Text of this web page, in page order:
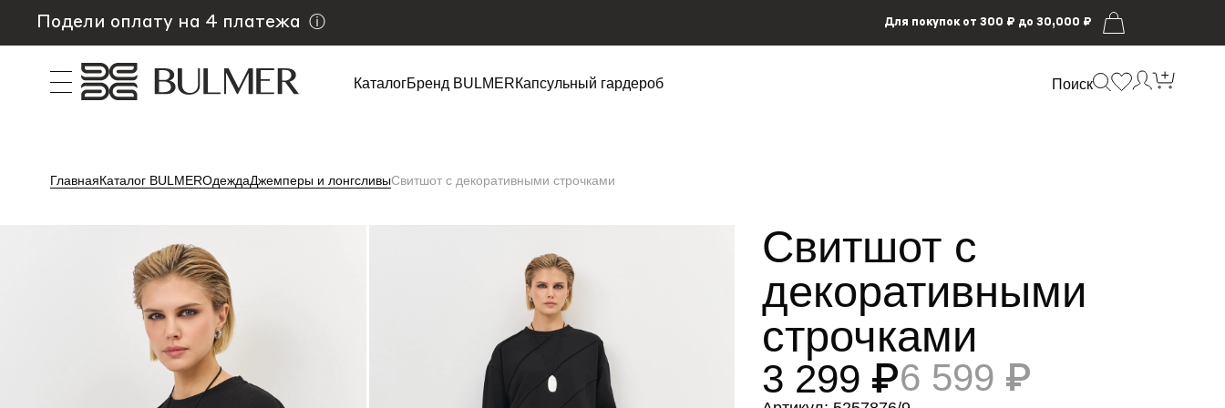
Подели оплату на 4 платежа ⓘ Для покупок от 300 ₽ до 30,000 ₽
КаталогБренд BULMERКапсульный гардероб Поиск
ГлавнаяКаталог BULMERОдеждаДжемперы и лонгсливыСвитшот с декоративными строчками
Свитшот с
декоративными
строчками
3 299 ₽6 599 ₽